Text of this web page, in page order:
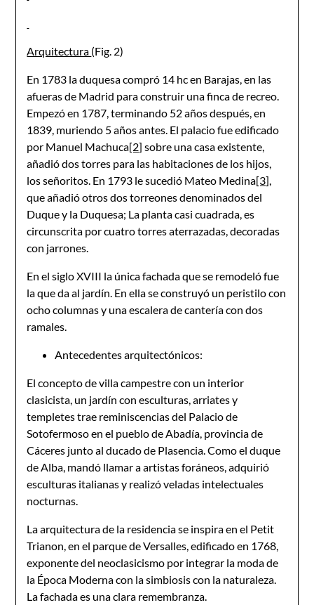
Arquitectura (Fig. 2)
En 1783 la duquesa compró 14 hc en Barajas, en las
afueras de Madrid para construir una finca de recreo.
Empezó en 1787, terminando 52 años después, en
1839, muriendo 5 años antes. El palacio fue edificado
por Manuel Machuca[2] sobre una casa existente,
añadió dos torres para las habitaciones de los hijos,
los señoritos. En 1793 le sucedió Mateo Medina[3],
que añadió otros dos torreones denominados del
Duque y la Duquesa; La planta casi cuadrada, es
circunscrita por cuatro torres aterrazadas, decoradas
con jarrones.
En el siglo XVIII la única fachada que se remodeló fue
la que da al jardín. En ella se construyó un peristilo con
ocho columnas y una escalera de cantería con dos
ramales.
Antecedentes arquitectónicos:
El concepto de villa campestre con un interior
clasicista, un jardín con esculturas, arriates y
templetes trae reminiscencias del Palacio de
Sotofermoso en el pueblo de Abadía, provincia de
Cáceres junto al ducado de Plasencia. Como el duque
de Alba, mandó llamar a artistas foráneos, adquirió
esculturas italianas y realizó veladas intelectuales
nocturnas.
La arquitectura de la residencia se inspira en el Petit
Trianon, en el parque de Versalles, edificado en 1768,
exponente del neoclasicismo por integrar la moda de
la Época Moderna con la simbiosis con la naturaleza.
La fachada es una clara remembranza.